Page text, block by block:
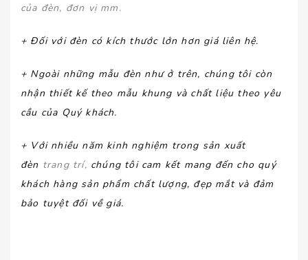
của đèn, đơn vị mm.
+ Đối với đèn có kích thước lớn hơn giá liên hệ.
+ Ngoài những mẫu đèn như ở trên, chúng tôi còn
nhận thiết kế theo mẫu khung và chất liệu theo yêu
cầu của Quý khách.
+ Với nhiều năm kinh nghiệm trong sản xuất
đèn trang trí, chúng tôi cam kết mang đến cho quý
khách hàng sản phẩm chất lượng, đẹp mắt và đảm
bảo tuyệt đối về giá.